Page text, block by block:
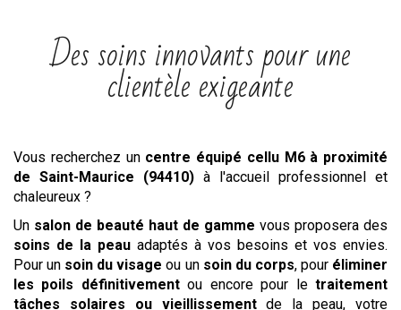
Des soins innovants pour une
clientèle exigeante
Vous recherchez un centre équipé cellu M6 à proximité
de Saint-Maurice (94410) à l'accueil professionnel et
chaleureux ?
Un salon de beauté haut de gamme vous proposera des
soins de la peau adaptés à vos besoins et vos envies.
Pour un soin du visage ou un soin du corps, pour éliminer
les poils définitivementou encore pour letraitement
tâches solaires ou vieillissementde la peau, votre